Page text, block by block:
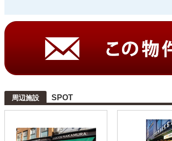
周辺施設 SPOT